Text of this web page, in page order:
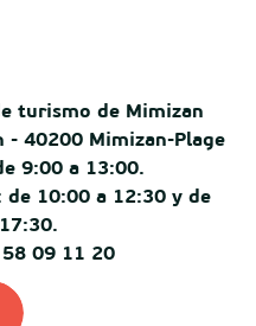
turismo de Mimizan
- 40200 Mimizan-Plage
9:00 a 13:00.
de 10:00 a 12:30 y de
09 11 20